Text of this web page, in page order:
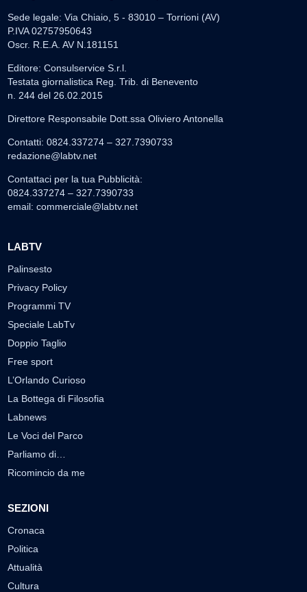
Sede legale: Via Chiaio, 5 - 83010 – Torrioni (AV)
P.IVA 02757950643
Oscr. R.E.A. AV N.181151
Editore: Consulservice S.r.l.
Testata giornalistica Reg. Trib. di Benevento
n. 244 del 26.02.2015
Direttore Responsabile Dott.ssa Oliviero Antonella
Contatti: 0824.337274 – 327.7390733
redazione@labtv.net
Contattaci per la tua Pubblicità:
0824.337274 – 327.7390733
email: commerciale@labtv.net
LABTV
Palinsesto
Privacy Policy
Programmi TV
Speciale LabTv
Doppio Taglio
Free sport
L’Orlando Curioso
La Bottega di Filosofia
Labnews
Le Voci del Parco
Parliamo di…
Ricomincio da me
SEZIONI
Cronaca
Politica
Attualità
Cultura